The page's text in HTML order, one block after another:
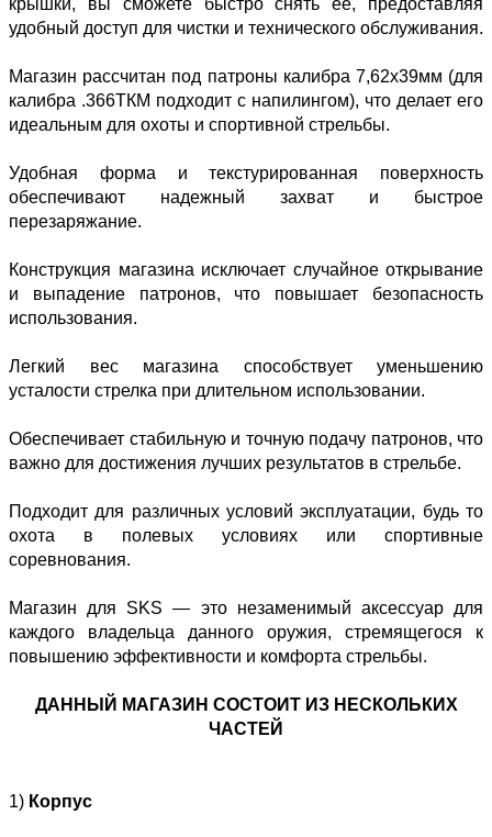
крышки, вы сможете быстро снять ее, предоставляя
удобный доступ для чистки и технического обслуживания.
Магазин рассчитан под патроны калибра 7,62х39мм (для
калибра .366ТКМ подходит с напилингом), что делает его
идеальным для охоты и спортивной стрельбы.
Удобная форма и текстурированная поверхность
обеспечивают надежный захват и быстрое
перезаряжание.
Конструкция магазина исключает случайное открывание
и выпадение патронов, что повышает безопасность
использования.
Легкий вес магазина способствует уменьшению
усталости стрелка при длительном использовании.
Обеспечивает стабильную и точную подачу патронов, что
важно для достижения лучших результатов в стрельбе.
Подходит для различных условий эксплуатации, будь то
охота в полевых условиях или спортивные
соревнования.
Магазин для SKS — это незаменимый аксессуар для
каждого владельца данного оружия, стремящегося к
повышению эффективности и комфорта стрельбы.
ДАННЫЙ МАГАЗИН СОСТОИТ ИЗ НЕСКОЛЬКИХ
ЧАСТЕЙ
1) Корпус